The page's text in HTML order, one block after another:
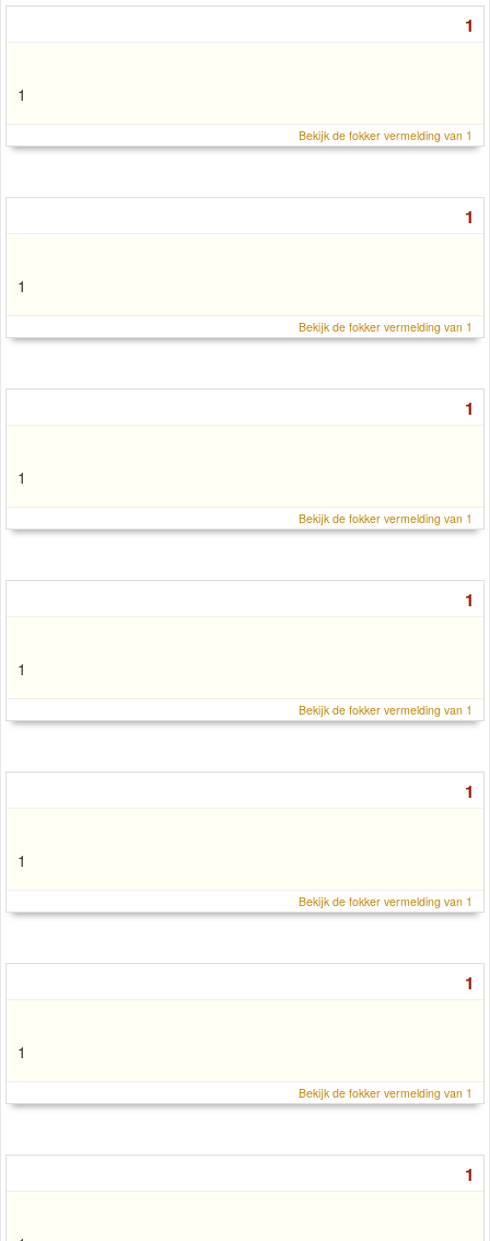
1
1
Bekijk de fokker vermelding van 1
1
1
Bekijk de fokker vermelding van 1
1
1
Bekijk de fokker vermelding van 1
1
1
Bekijk de fokker vermelding van 1
1
1
Bekijk de fokker vermelding van 1
1
1
Bekijk de fokker vermelding van 1
1